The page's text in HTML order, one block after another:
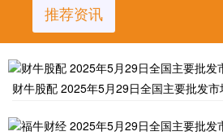
推荐资讯
财牛股配 2025年5月29日全国主要批发